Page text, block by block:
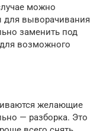
можно
выворачивания
заменить под
возможного
желающие
— разборка. Это